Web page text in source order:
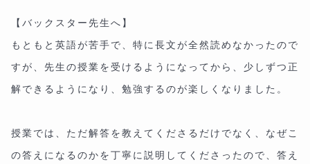
【バックスター先生へ】
もともと英語が苦手で、特に長文が全然読めなかったので
すが、先生の授業を受けるようになってから、少しずつ正
解できるようになり、勉強するのが楽しくなりました。
授業では、ただ解答を教えてくださるだけでなく、なぜこ
の答えになるのかを丁寧に説明してくださったので、答え